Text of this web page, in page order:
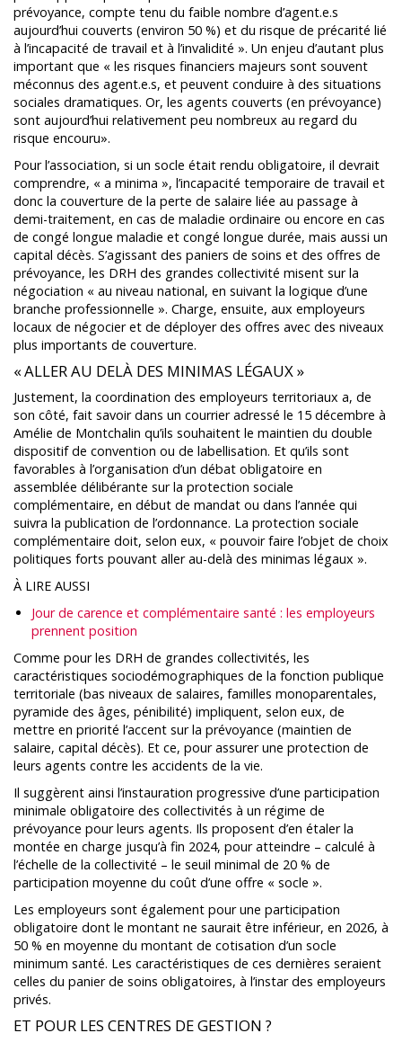
prévoyance, compte tenu du faible nombre d’agent.e.s
aujourd’hui couverts (environ 50 %) et du risque de précarité lié
à l’incapacité de travail et à l’invalidité ». Un enjeu d’autant plus
important que « les risques financiers majeurs sont souvent
méconnus des agent.e.s, et peuvent conduire à des situations
sociales dramatiques. Or, les agents couverts (en prévoyance)
sont aujourd’hui relativement peu nombreux au regard du
risque encouru».
Pour l’association, si un socle était rendu obligatoire, il devrait
comprendre, « a minima », l’incapacité temporaire de travail et
donc la couverture de la perte de salaire liée au passage à
demi-traitement, en cas de maladie ordinaire ou encore en cas
de congé longue maladie et congé longue durée, mais aussi un
capital décès. S’agissant des paniers de soins et des offres de
prévoyance, les DRH des grandes collectivité misent sur la
négociation « au niveau national, en suivant la logique d’une
branche professionnelle ». Charge, ensuite, aux employeurs
locaux de négocier et de déployer des offres avec des niveaux
plus importants de couverture.
« ALLER AU DELÀ DES MINIMAS LÉGAUX »
Justement, la coordination des employeurs territoriaux a, de
son côté, fait savoir dans un courrier adressé le 15 décembre à
Amélie de Montchalin qu’ils souhaitent le maintien du double
dispositif de convention ou de labellisation. Et qu’ils sont
favorables à l’organisation d’un débat obligatoire en
assemblée délibérante sur la protection sociale
complémentaire, en début de mandat ou dans l’année qui
suivra la publication de l’ordonnance. La protection sociale
complémentaire doit, selon eux, « pouvoir faire l’objet de choix
politiques forts pouvant aller au-delà des minimas légaux ».
À LIRE AUSSI
Jour de carence et complémentaire santé : les employeurs
prennent position
Comme pour les DRH de grandes collectivités, les
caractéristiques sociodémographiques de la fonction publique
territoriale (bas niveaux de salaires, familles monoparentales,
pyramide des âges, pénibilité) impliquent, selon eux, de
mettre en priorité l’accent sur la prévoyance (maintien de
salaire, capital décès). Et ce, pour assurer une protection de
leurs agents contre les accidents de la vie.
Il suggèrent ainsi l’instauration progressive d’une participation
minimale obligatoire des collectivités à un régime de
prévoyance pour leurs agents. Ils proposent d’en étaler la
montée en charge jusqu’à fin 2024, pour atteindre – calculé à
l’échelle de la collectivité – le seuil minimal de 20 % de
participation moyenne du coût d’une offre « socle ».
Les employeurs sont également pour une participation
obligatoire dont le montant ne saurait être inférieur, en 2026, à
50 % en moyenne du montant de cotisation d’un socle
minimum santé. Les caractéristiques de ces dernières seraient
celles du panier de soins obligatoires, à l’instar des employeurs
privés.
ET POUR LES CENTRES DE GESTION ?